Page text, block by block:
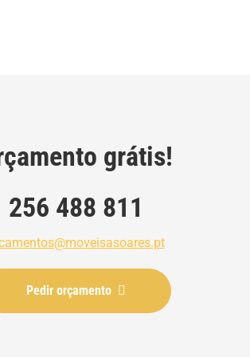
grátis!
256 488 811
Pedir orçamento